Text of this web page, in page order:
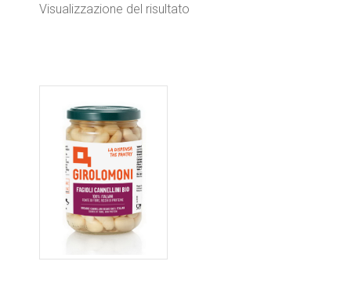
Visualizzazione del risultato